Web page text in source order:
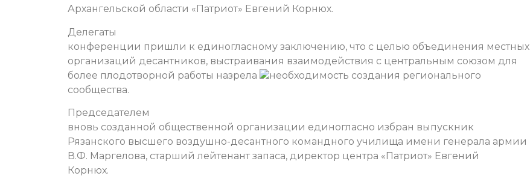
Архангельской области «Патриот» Евгений Корнюх.
Делегаты
конференции пришли к единогласному заключению, что с целью объединения местных
организаций десантников, выстраивания взаимодействия с центральным союзом для
более плодотворной работы назрела
необходимость создания регионального
сообщества.
Председателем
вновь созданной общественной организации единогласно избран выпускник
Рязанского высшего воздушно-десантного командного училища имени генерала армии
В.Ф. Маргелова, старший лейтенант запаса, директор центра «Патриот» Евгений
Корнюх.